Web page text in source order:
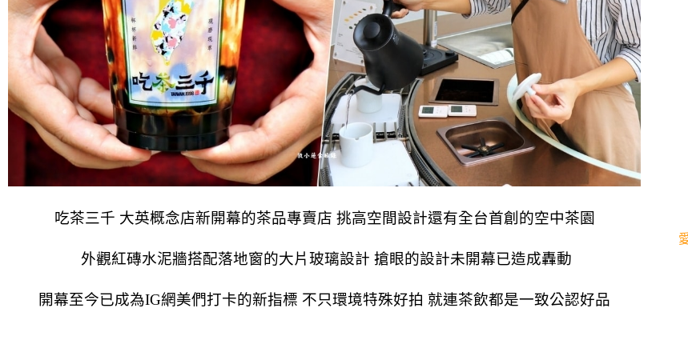
吃茶三千 大英概念店新開幕的茶品專賣店 挑高空間設計還有全台首創的空中茶園
外觀紅磚水泥牆搭配落地窗的大片玻璃設計 搶眼的設計未開幕已造成轟動
開幕至今已成為IG網美們打卡的新指標 不只環境特殊好拍 就連茶飲都是一致公認好品